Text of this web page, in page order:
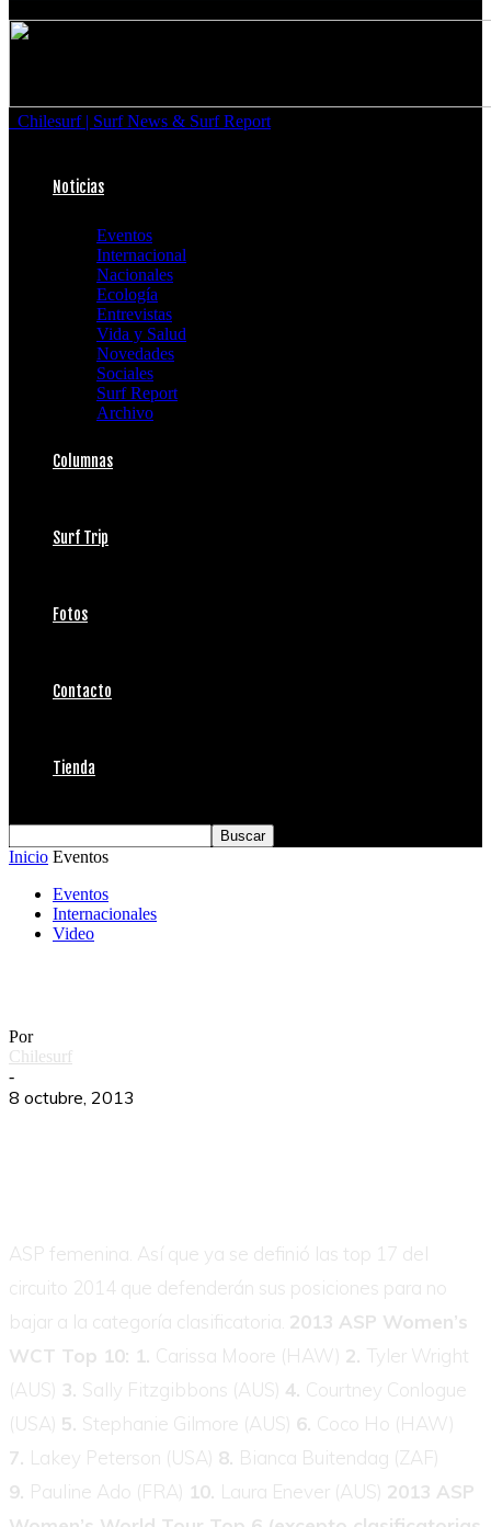
Chilesurf | Surf News & Surf Report
Noticias
Eventos
Internacional
Nacionales
Ecología
Entrevistas
Vida y Salud
Novedades
Sociales
Surf Report
Archivo
Columnas
Surf Trip
Fotos
Contacto
Tienda
Inicio Eventos
Eventos
Internacionales
Video
Por
Chilesurf
-
8 octubre, 2013
ASP femenina. Así que ya se definió las top 17 del
circuito 2014 que defenderán sus posiciones para no
bajar a la categoría clasificatoria. 2013 ASP Women’s
WCT Top 10: 1. Carissa Moore (HAW) 2. Tyler Wright
(AUS) 3. Sally Fitzgibbons (AUS) 4. Courtney Conlogue
(USA) 5. Stephanie Gilmore (AUS) 6. Coco Ho (HAW)
7. Lakey Peterson (USA) 8. Bianca Buitendag (ZAF)
9. Pauline Ado (FRA) 10. Laura Enever (AUS) 2013 ASP